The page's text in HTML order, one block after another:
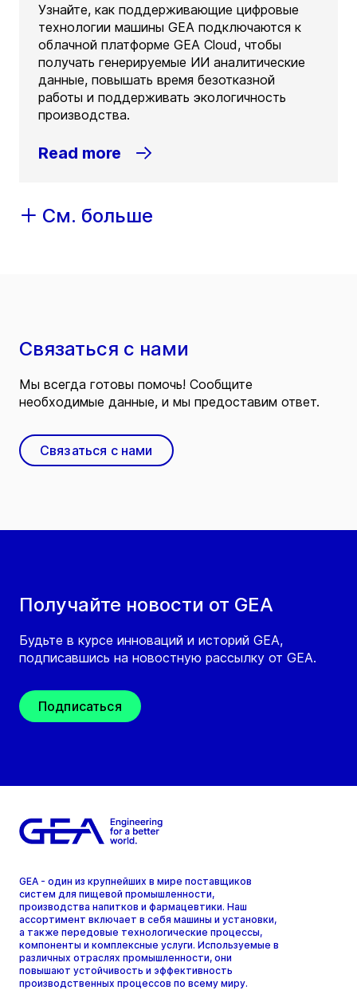
Узнайте, как поддерживающие цифровые
технологии машины GEA подключаются к
облачной платформе GEA Cloud, чтобы
получать генерируемые ИИ аналитические
данные, повышать время безотказной
работы и поддерживать экологичность
производства.
Read more
См. больше
Получайте новости от GEA
Будьте в курсе инноваций и историй GEA,
подписавшись на новостную рассылку от GEA.
Подписаться
Связаться с нами
Мы всегда готовы помочь! Сообщите
необходимые данные, и мы предоставим ответ.
Связаться с нами
GEA - один из крупнейших в мире поставщиков
систем для пищевой промышленности,
производства напитков и фармацевтики. Наш
ассортимент включает в себя машины и установки,
а также передовые технологические процессы,
компоненты и комплексные услуги. Используемые в
различных отраслях промышленности, они
повышают устойчивость и эффективность
производственных процессов по всему миру.